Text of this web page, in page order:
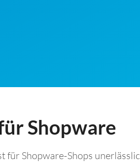
Shopware
für Shopware-Shops